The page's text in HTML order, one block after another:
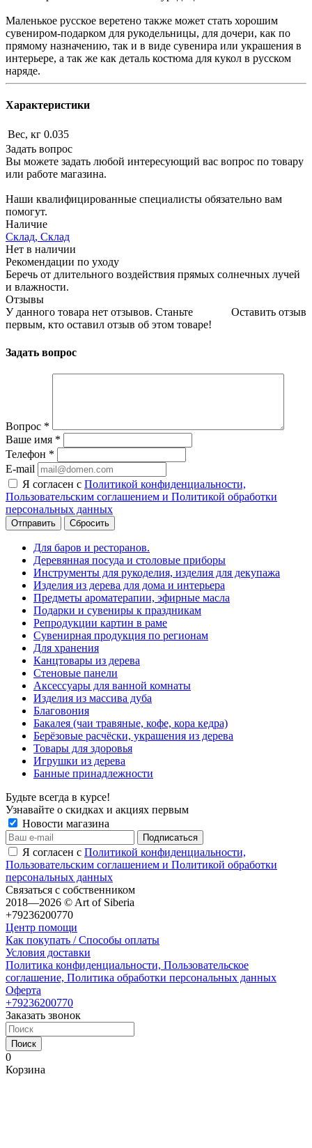
Маленькое русское веретено также может стать хорошим
сувениром-подарком для рукодельницы, для дочери, как по
прямому назначению, так и в виде сувенира или украшения в
интерьере, а так же как деталь костюма для кукол в русском
наряде.
Характеристики
Вес, кг 0.035
Задать вопрос
Вы можете задать любой интересующий вас вопрос по товару
или работе магазина.
Наши квалифицированные специалисты обязательно вам
помогут.
Наличие
Склад, Склад
Нет в наличии
Рекомендации по уходу
Беречь от длительного воздействия прямых солнечных лучей
и влажности.
Отзывы
Оставить отзыв
У данного товара нет отзывов. Станьте
первым, кто оставил отзыв об этом товаре!
Задать вопрос
Вопрос *
Ваше имя *
Телефон *
E-mail
Я согласен с Политикой конфиденциальности,
Пользовательским соглашением и Политикой обработки
персональных данных
Сбросить
Для баров и ресторанов.
Деревянная посуда и столовые приборы
Инструменты для рукоделия, изделия для декупажа
Изделия из дерева для дома и интерьера
Предметы ароматерапии, эфирные масла
Подарки и сувениры к праздникам
Репродукции картин в раме
Сувенирная продукция по регионам
Для хранения
Канцтовары из дерева
Стеновые панели
Аксессуары для ванной комнаты
Изделия из массива дуба
Благовония
Бакалея (чаи травяные, кофе, кора кедра)
Берёзовые расчёски, украшения из дерева
Товары для здоровья
Игрушки из дерева
Банные принадлежности
Будьте всегда в курсе!
Узнавайте о скидках и акциях первым
Новости магазина
Я согласен с Политикой конфиденциальности,
Пользовательским соглашением и Политикой обработки
персональных данных
Связаться с собственником
2018—2026 © Art of Siberia
+79236200770
Центр помощи
Как покупать / Способы оплаты
Условия доставки
Политика конфиденциальности, Пользовательское
соглашение, Политика обработки персональных данных
Оферта
+79236200770
Заказать звонок
Поиск
0
Корзина